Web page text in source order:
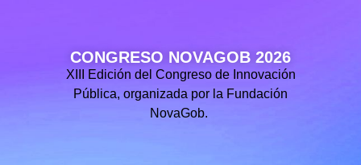
CONGRESO NOVAGOB 2026
XIII Edición del Congreso de Innovación
Pública, organizada por la Fundación
NovaGob.